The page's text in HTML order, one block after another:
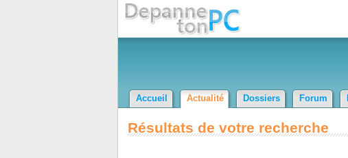
Accueil Actualité Dossiers Forum
Résultats de votre recherche